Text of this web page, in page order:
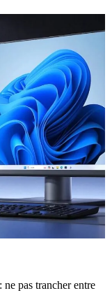
pas trancher entre